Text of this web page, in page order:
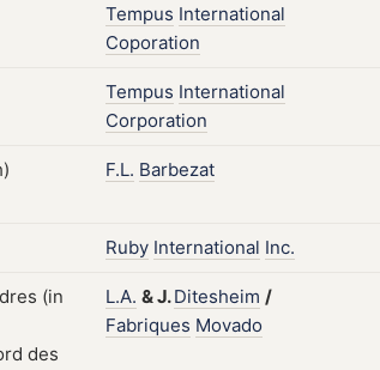
Tempus International
Coporation
Tempus International
Corporation
F.L. Barbezat
Ruby International Inc.
L.A. &J.Ditesheim /
Fabriques Movado